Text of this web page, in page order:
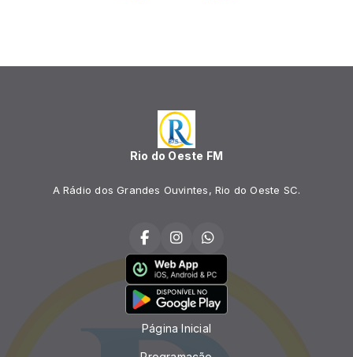
Rio do Oeste FM
A Rádio dos Grandes Ouvintes, Rio do Oeste SC.
Página Inicial